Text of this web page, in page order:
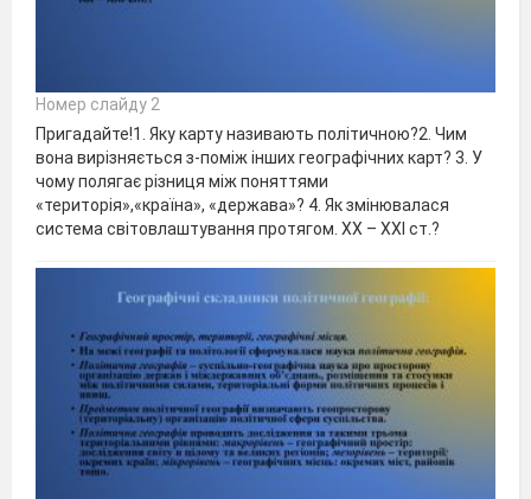
Номер слайду 2
Пригадайте!1. Яку карту називають політичною?2. Чим
вона вирізняється з-поміж інших географічних карт? 3. У
чому полягає різниця між поняттями
«територія»,«країна», «держава»? 4. Як змінювалася
система світовлаштування протягом. ХХ – ХХІ ст.?